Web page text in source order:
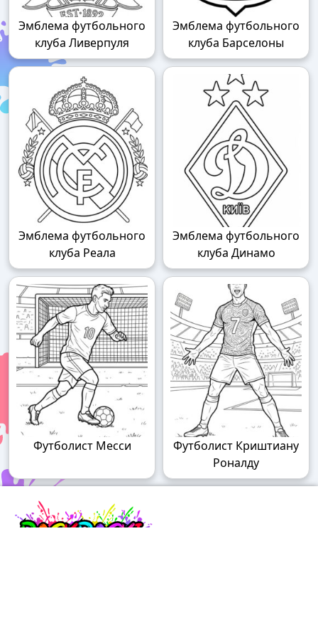
Эмблема футбольного
клуба Ливерпуля
Эмблема футбольного
клуба Барселоны
Эмблема футбольного
клуба Реала
Эмблема футбольного
клуба Динамо
Футболист Месси
Футболист Криштиану
Роналду